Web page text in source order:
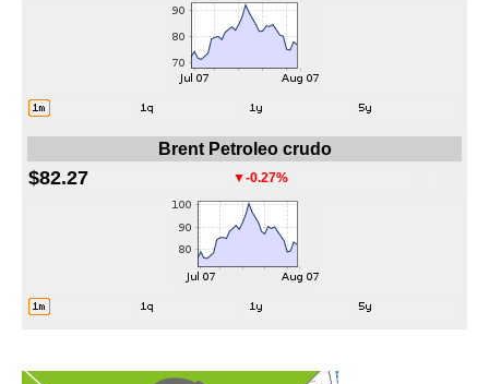
Brent Petroleo crudo
$82.27 ▼-0.27%